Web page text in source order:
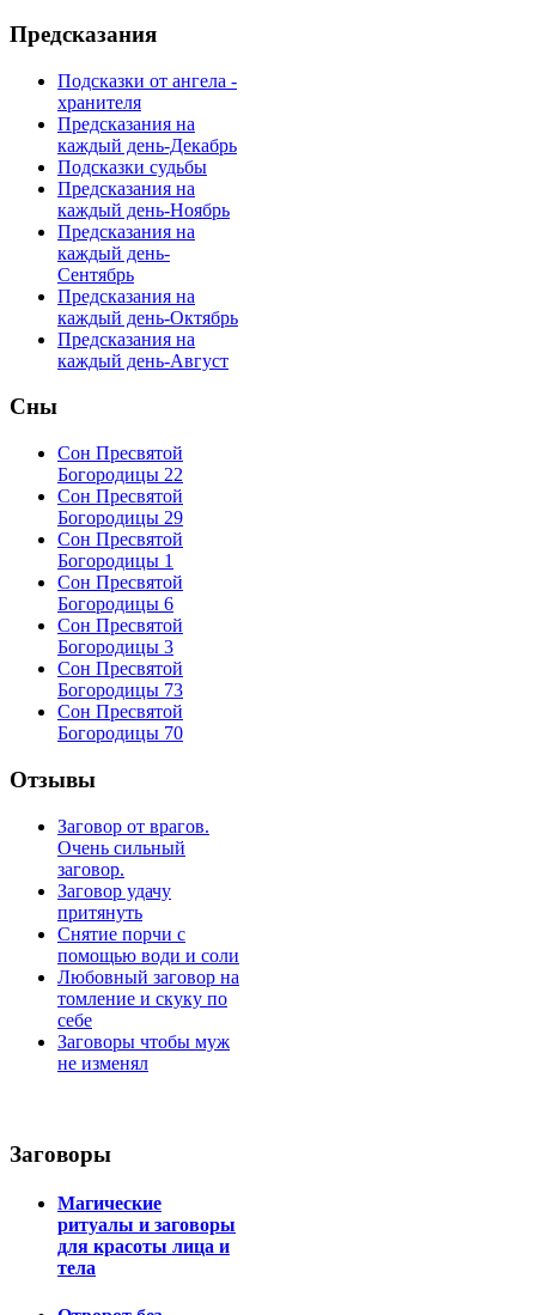
Предсказания
Подсказки от ангела -
хранителя
Предсказания на
каждый день-Декабрь
Подсказки судьбы
Предсказания на
каждый день-Ноябрь
Предсказания на
каждый день-
Сентябрь
Предсказания на
каждый день-Октябрь
Предсказания на
каждый день-Август
Сны
Сон Пресвятой
Богородицы 22
Сон Пресвятой
Богородицы 29
Сон Пресвятой
Богородицы 1
Сон Пресвятой
Богородицы 6
Сон Пресвятой
Богородицы 3
Сон Пресвятой
Богородицы 73
Сон Пресвятой
Богородицы 70
Отзывы
Заговор от врагов.
Очень сильный
заговор.
Заговор удачу
притянуть
Снятие порчи с
помощью води и соли
Любовный заговор на
томление и скуку по
себе
Заговоры чтобы муж
не изменял
Заговоры
Магические
ритуалы и заговоры
для красоты лица и
тела